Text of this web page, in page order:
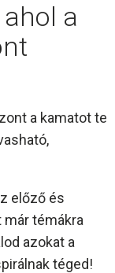
ahol a
a kamatot te
előző és
témákra
azokat a
téged!